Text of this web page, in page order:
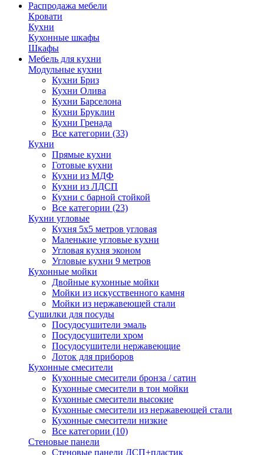
Распродажа мебели
Кровати
Кухни
Кухонные шкафы
Шкафы
Мебель для кухни
Модульные кухни
Кухни Бриз
Кухни Олива
Кухни Барселона
Кухни Бруклин
Кухни Гренада
Все категории (33)
Кухни
Прямые кухни
Готовые кухни
Кухни из МДФ
Кухни из ЛДСП
Кухни с барной стойкой
Все категории (23)
Кухни угловые
Кухня 5х5 метров угловая
Маленькие угловые кухни
Угловая кухня эконом
Угловые кухни 9 метров
Кухонные мойки
Двойные кухонные мойки
Мойки из искусственного камня
Мойки из нержавеющей стали
Сушилки для посуды
Посудосушители эмаль
Посудосушители хром
Посудосушители нержавеющие
Лоток для приборов
Кухонные смесители
Кухонные смесители бронза / сатин
Кухонные смесители в тон мойки
Кухонные смесители высокие
Кухонные смесители из нержавеющей стали
Кухонные смесители низкие
Все категории (10)
Стеновые панели
Стеновые панели ДСП+пластик